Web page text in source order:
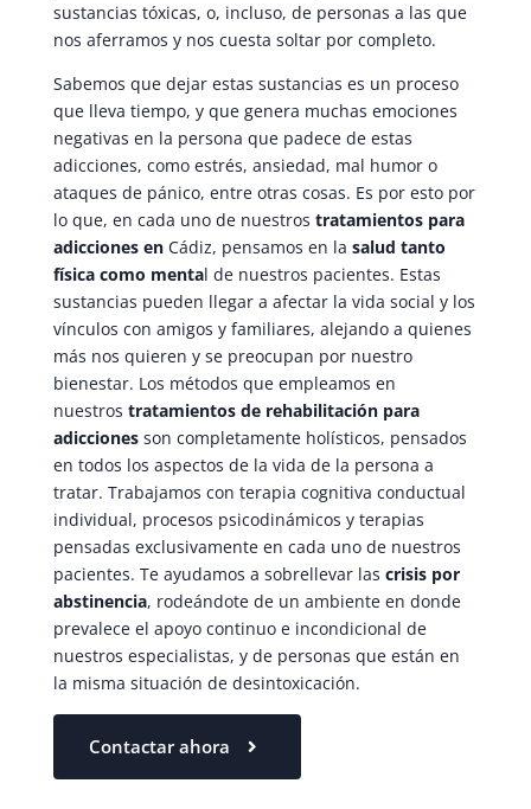
sustancias tóxicas, o, incluso, de personas a las que
nos aferramos y nos cuesta soltar por completo.
Sabemos que dejar estas sustancias es un proceso
que lleva tiempo, y que genera muchas emociones
negativas en la persona que padece de estas
adicciones, como estrés, ansiedad, mal humor o
ataques de pánico, entre otras cosas. Es por esto por
lo que, en cada uno de nuestros tratamientos para
adicciones en Cádiz, pensamos en la salud tanto
física como mental de nuestros pacientes. Estas
sustancias pueden llegar a afectar la vida social y los
vínculos con amigos y familiares, alejando a quienes
más nos quieren y se preocupan por nuestro
bienestar. Los métodos que empleamos en
nuestros tratamientos de rehabilitación para
adiccionesson completamente holísticos, pensados
en todos los aspectos de la vida de la persona a
tratar. Trabajamos con terapia cognitiva conductual
individual, procesos psicodinámicos y terapias
pensadas exclusivamente en cada uno de nuestros
pacientes. Te ayudamos a sobrellevar las crisis por
abstinencia, rodeándote de un ambiente en donde
prevalece el apoyo continuo e incondicional de
nuestros especialistas, y de personas que están en
la misma situación de desintoxicación.
Contactar ahora